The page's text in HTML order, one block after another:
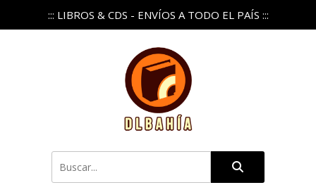
::: LIBROS & CDS - ENVÍOS A TODO EL PAÍS :::